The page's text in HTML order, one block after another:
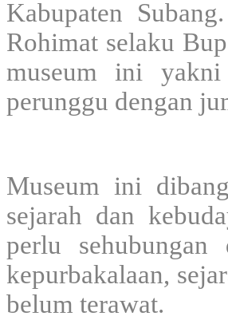
Kabupaten
Rohimat selaku
museum ini
perunggu dengan
Museum ini
sejarah dan
perlu sehubungan
kepurbakalaan,
belum terawat.